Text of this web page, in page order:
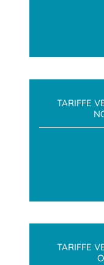
TARIFFE
TARIFFE